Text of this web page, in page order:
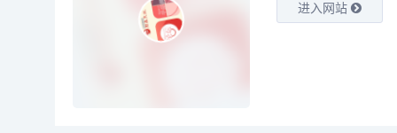
进入网站